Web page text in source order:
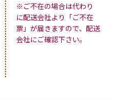
※ご不在の場合は代わり
に配送会社より「ご不在
票」が届きますので、配送
会社にご確認下さい。